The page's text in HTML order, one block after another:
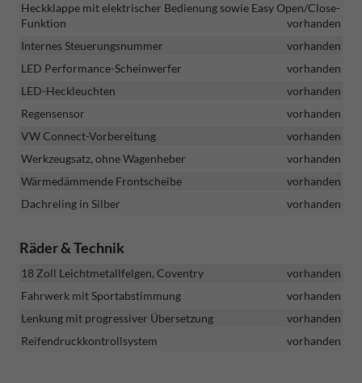
Heckklappe mit elektrischer Bedienung sowie Easy Open/Close-
Funktion
vorhanden
Internes Steuerungsnummer
vorhanden
LED Performance-Scheinwerfer
vorhanden
LED-Heckleuchten
vorhanden
Regensensor
vorhanden
VW Connect-Vorbereitung
vorhanden
Werkzeugsatz, ohne Wagenheber
vorhanden
Wärmedämmende Frontscheibe
vorhanden
Dachreling in Silber
vorhanden
Räder & Technik
18 Zoll Leichtmetallfelgen, Coventry
vorhanden
Fahrwerk mit Sportabstimmung
vorhanden
Lenkung mit progressiver Übersetzung
vorhanden
Reifendruckkontrollsystem
vorhanden